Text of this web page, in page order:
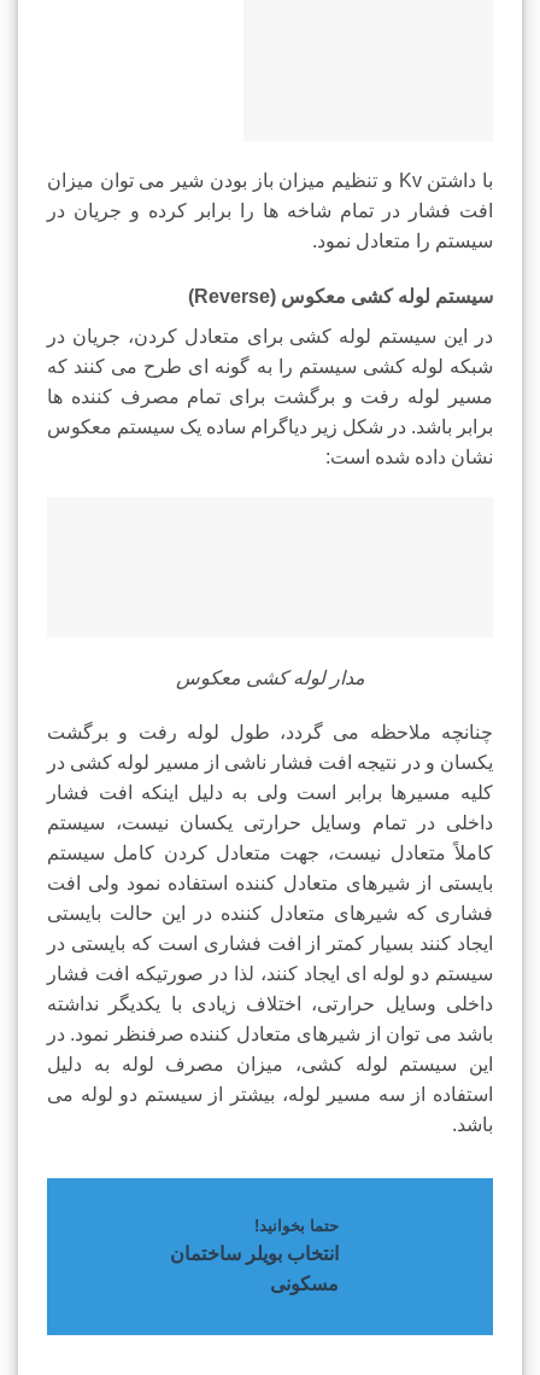
با داشتن Kv و تنظیم میزان باز بودن شیر می توان میزان
افت فشار در تمام شاخه ها را برابر کرده و جریان در
سیستم را متعادل نمود.
سیستم لوله کشی معکوس (Reverse)
در این سیستم لوله کشی برای متعادل کردن، جریان در
شبکه لوله کشی سیستم را به گونه ای طرح می کنند که
مسیر لوله رفت و برگشت برای تمام مصرف کننده ها
برابر باشد. در شکل زیر دیاگرام ساده یک سیستم معکوس
نشان داده شده است:
مدار لوله کشی معکوس
چنانچه ملاحظه می گردد، طول لوله رفت و برگشت
یکسان و در نتیجه افت فشار ناشی از مسیر لوله کشی در
کلیه مسیرها برابر است ولی به دلیل اینکه افت فشار
داخلی در تمام وسایل حرارتی یکسان نیست، سیستم
کاملاً متعادل نیست، جهت متعادل کردن کامل سیستم
بایستی از شیرهای متعادل کننده استفاده نمود ولی افت
فشاری که شیرهای متعادل کننده در این حالت بایستی
ایجاد کنند بسیار کمتر از افت فشاری است که بایستی در
سیستم دو لوله ای ایجاد کنند، لذا در صورتیکه افت فشار
داخلی وسایل حرارتی، اختلاف زیادی با یکدیگر نداشته
باشد می توان از شیرهای متعادل کننده صرفنظر نمود. در
این سیستم لوله کشی، میزان مصرف لوله به دلیل
استفاده از سه مسیر لوله، بیشتر از سیستم دو لوله می
باشد.
حتما بخوانید!
انتخاب بویلر ساختمان
مسکونی